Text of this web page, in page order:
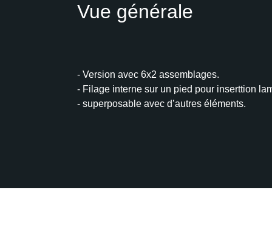
Vue générale
- Version avec 6x2 assemblages.
- Filage interne sur un pied pour inserttion
- superposable avec d’autres éléments.